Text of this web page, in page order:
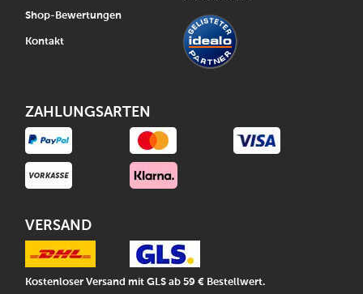
Shop-Bewertungen
Kontakt
ZAHLUNGSARTEN
VERSAND
Kostenloser Versand mit GLS ab 59 € Bestellwert.